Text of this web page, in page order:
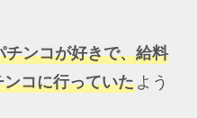
チンコが好きで、給料
コに行っていたよう